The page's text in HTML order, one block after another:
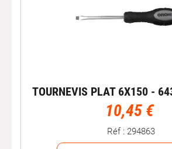
TOURNEVIS PLAT 6X150 -
10,45 €
Réf : 294863